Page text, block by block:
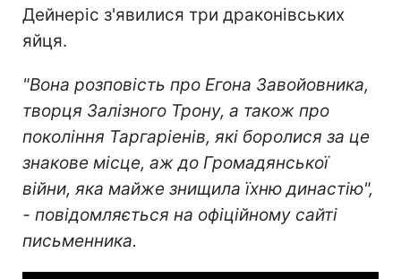
Дейнеріс з'явилися три драконівських
яйця.
"Вона розповість про Егона Завойовника,
творця Залізного Трону, а також про
покоління Таргаріенів, які боролися за це
знакове місце, аж до Громадянської
війни, яка майже знищила їхню династію",
- повідомляється на офіційному сайті
письменника.